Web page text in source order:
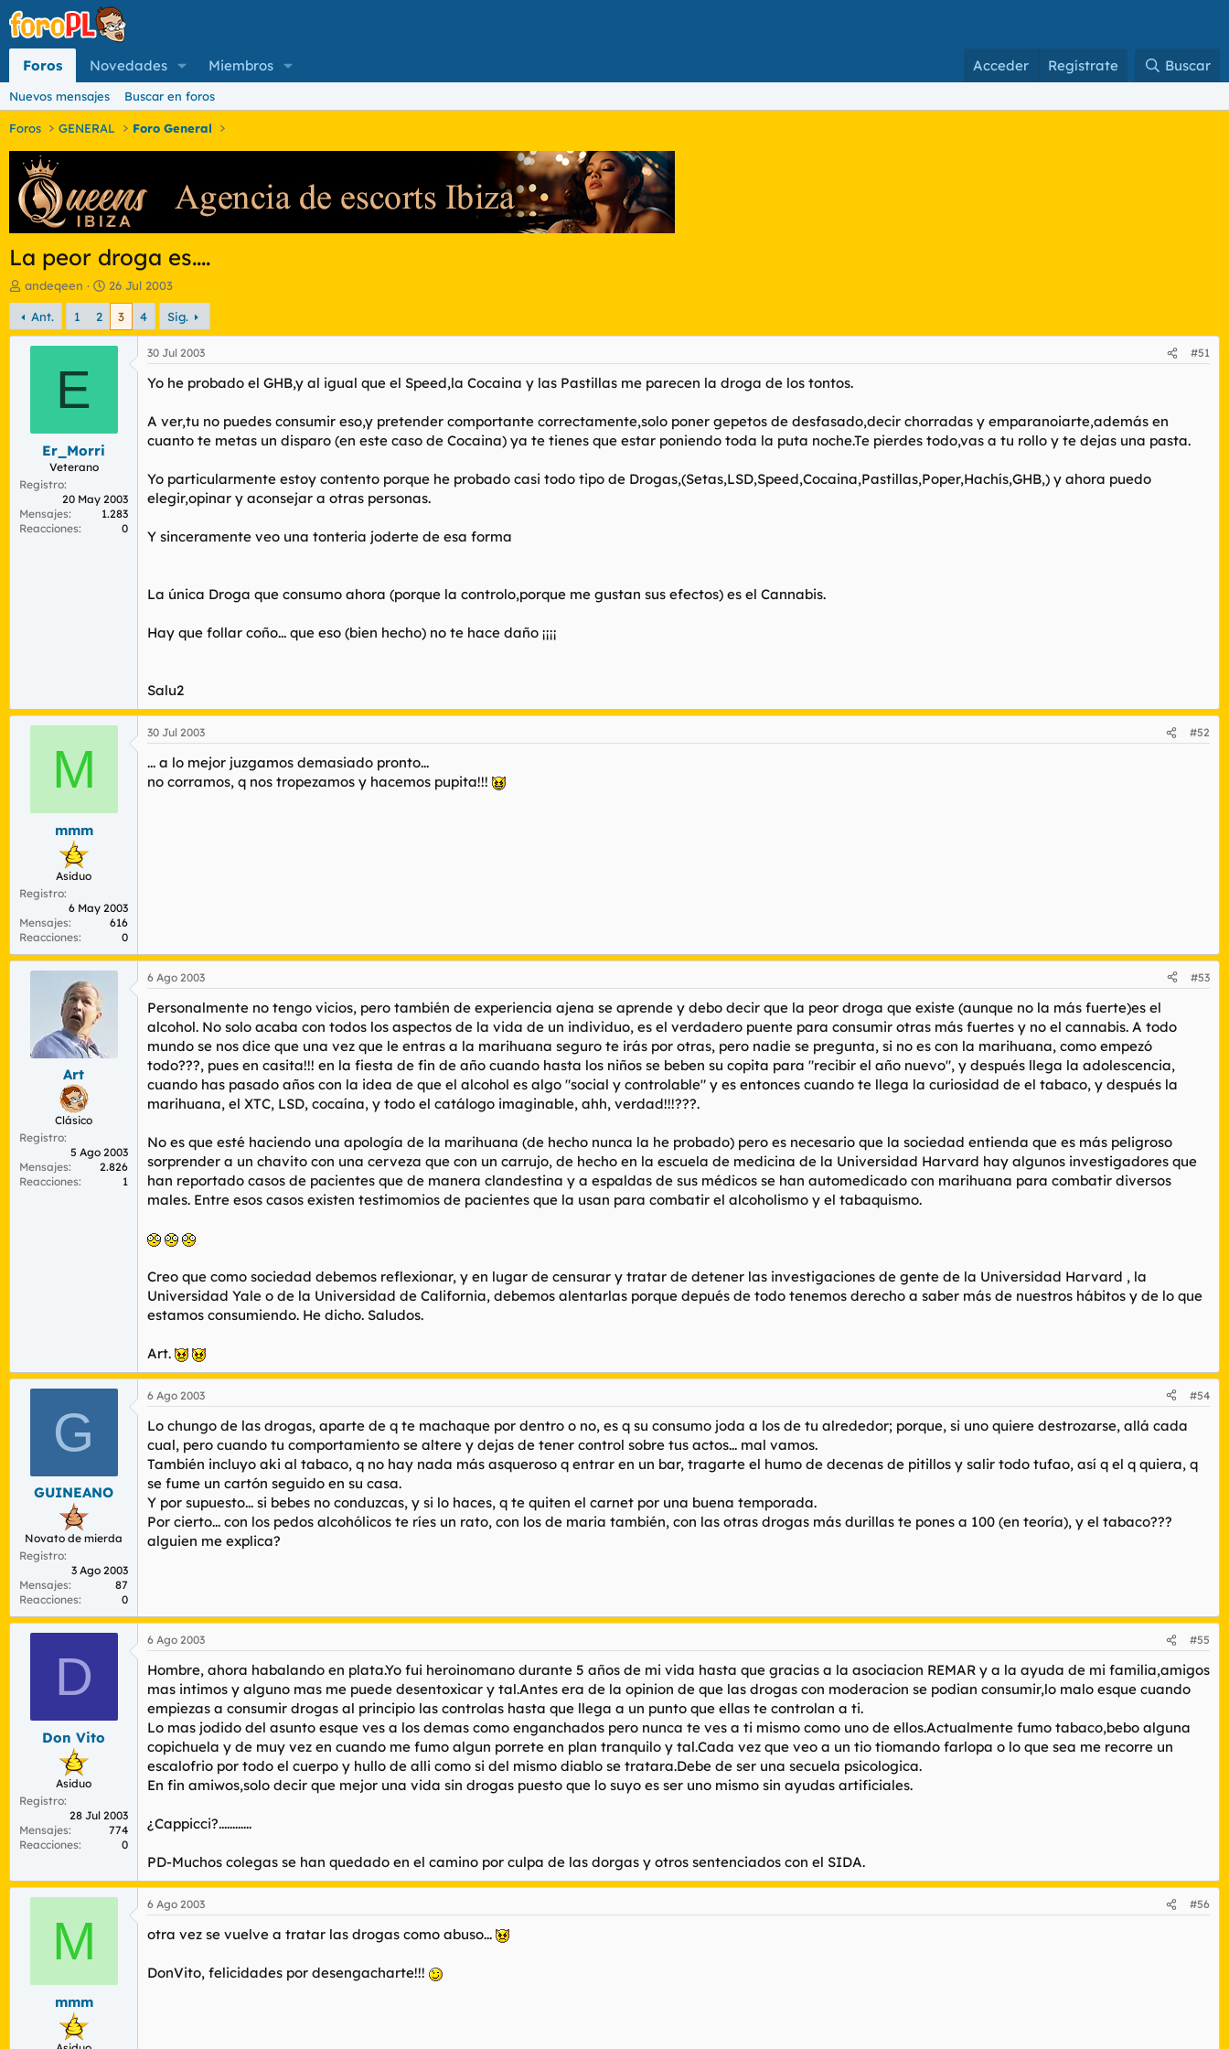
Foros Novedades Miembros Acceder Regístrate Buscar
Nuevos mensajes Buscar en foros
Foros GENERAL Foro General
La peor droga es....
I
n
i
c
d
t
m
a
andeqeen
F
e
h
a
i
26 Jul 2003
Ant. 1 2 3 4 Sig.
E
Er_Morri
Veterano
Registro
20 May 2003
Mensajes
1.283
Reacciones
0
30 Jul 2003 #51
Yo he probado el GHB,y al igual que el Speed,la Cocaina y las Pastillas me parecen la droga de los tontos.
A ver,tu no puedes consumir eso,y pretender comportante correctamente,solo poner gepetos de desfasado,decir chorradas y emparanoiarte,además en
cuanto te metas un disparo (en este caso de Cocaina) ya te tienes que estar poniendo toda la puta noche.Te pierdes todo,vas a tu rollo y te dejas una pasta.
Yo particularmente estoy contento porque he probado casi todo tipo de Drogas,(Setas,LSD,Speed,Cocaina,Pastillas,Poper,Hachís,GHB,) y ahora puedo
elegir,opinar y aconsejar a otras personas.
Y sinceramente veo una tonteria joderte de esa forma
La única Droga que consumo ahora (porque la controlo,porque me gustan sus efectos) es el Cannabis.
Hay que follar coño... que eso (bien hecho) no te hace daño ¡¡¡¡
Salu2
M
mmm
Asiduo
Registro
6 May 2003
Mensajes
616
Reacciones
0
30 Jul 2003 #52
... a lo mejor juzgamos demasiado pronto...
no corramos, q nos tropezamos y hacemos pupita!!!
Art
Clásico
Registro
5 Ago 2003
Mensajes
2.826
Reacciones
1
6 Ago 2003 #53
Personalmente no tengo vicios, pero también de experiencia ajena se aprende y debo decir que la peor droga que existe (aunque no la más fuerte)es el
alcohol. No solo acaba con todos los aspectos de la vida de un individuo, es el verdadero puente para consumir otras más fuertes y no el cannabis. A todo
mundo se nos dice que una vez que le entras a la marihuana seguro te irás por otras, pero nadie se pregunta, si no es con la marihuana, como empezó
todo???, pues en casita!!! en la fiesta de fin de año cuando hasta los niños se beben su copita para "recibir el año nuevo", y después llega la adolescencia,
cuando has pasado años con la idea de que el alcohol es algo "social y controlable" y es entonces cuando te llega la curiosidad de el tabaco, y después la
marihuana, el XTC, LSD, cocaína, y todo el catálogo imaginable, ahh, verdad!!!???.
No es que esté haciendo una apología de la marihuana (de hecho nunca la he probado) pero es necesario que la sociedad entienda que es más peligroso
sorprender a un chavito con una cerveza que con un carrujo, de hecho en la escuela de medicina de la Universidad Harvard hay algunos investigadores que
han reportado casos de pacientes que de manera clandestina y a espaldas de sus médicos se han automedicado con marihuana para combatir diversos
males. Entre esos casos existen testimomios de pacientes que la usan para combatir el alcoholismo y el tabaquismo.
Creo que como sociedad debemos reflexionar, y en lugar de censurar y tratar de detener las investigaciones de gente de la Universidad Harvard , la
Universidad Yale o de la Universidad de California, debemos alentarlas porque depués de todo tenemos derecho a saber más de nuestros hábitos y de lo que
estamos consumiendo. He dicho. Saludos.
Art.
G
GUINEANO
Novato de mierda
Registro
3 Ago 2003
Mensajes
87
Reacciones
0
6 Ago 2003 #54
Lo chungo de las drogas, aparte de q te machaque por dentro o no, es q su consumo joda a los de tu alrededor; porque, si uno quiere destrozarse, allá cada
cual, pero cuando tu comportamiento se altere y dejas de tener control sobre tus actos... mal vamos.
También incluyo aki al tabaco, q no hay nada más asqueroso q entrar en un bar, tragarte el humo de decenas de pitillos y salir todo tufao, así q el q quiera, q
se fume un cartón seguido en su casa.
Y por supuesto... si bebes no conduzcas, y si lo haces, q te quiten el carnet por una buena temporada.
Por cierto... con los pedos alcohólicos te ríes un rato, con los de maria también, con las otras drogas más durillas te pones a 100 (en teoría), y el tabaco???
alguien me explica?
D
Don Vito
Asiduo
Registro
28 Jul 2003
Mensajes
774
Reacciones
0
6 Ago 2003 #55
Hombre, ahora habalando en plata.Yo fui heroinomano durante 5 años de mi vida hasta que gracias a la asociacion REMAR y a la ayuda de mi familia,amigos
mas intimos y alguno mas me puede desentoxicar y tal.Antes era de la opinion de que las drogas con moderacion se podian consumir,lo malo esque cuando
empiezas a consumir drogas al principio las controlas hasta que llega a un punto que ellas te controlan a ti.
Lo mas jodido del asunto esque ves a los demas como enganchados pero nunca te ves a ti mismo como uno de ellos.Actualmente fumo tabaco,bebo alguna
copichuela y de muy vez en cuando me fumo algun porrete en plan tranquilo y tal.Cada vez que veo a un tio tiomando farlopa o lo que sea me recorre un
escalofrio por todo el cuerpo y hullo de alli como si del mismo diablo se tratara.Debe de ser una secuela psicologica.
En fin amiwos,solo decir que mejor una vida sin drogas puesto que lo suyo es ser uno mismo sin ayudas artificiales.
¿Cappicci?............
PD-Muchos colegas se han quedado en el camino por culpa de las dorgas y otros sentenciados con el SIDA.
M
mmm
6 Ago 2003 #56
otra vez se vuelve a tratar las drogas como abuso...
DonVito, felicidades por desengacharte!!!